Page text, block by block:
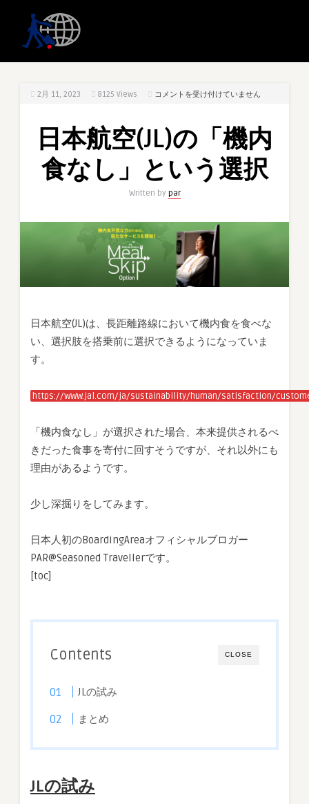
2月 11, 2023 8125 Views
日
の
択
は
コメントを受け付けていません
日本航空(JL)の「機内
食なし」という選択
Written by par
日本航空(JL)は、長距離路線において機内食を食べな
い、選択肢を搭乗前に選択できるようになっていま
す。
https://www.jal.com/ja/sustainability/human/satisfaction/
「機内食なし」が選択された場合、本来提供されるべ
きだった食事を寄付に回すそうですが、それ以外にも
理由があるようです。
少し深掘りをしてみます。
日本人初のBoardingAreaオフィシャルブロガー
PAR@Seasoned Travellerです。
[toc]
CLOSE
Contents
JLの試み
まとめ
JLの試み